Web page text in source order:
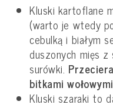
Kluski kartoflane
(warto je wtedy
cebulką i białym
duszonych mięs
surówki.
bitkami
Kluski szaraki to